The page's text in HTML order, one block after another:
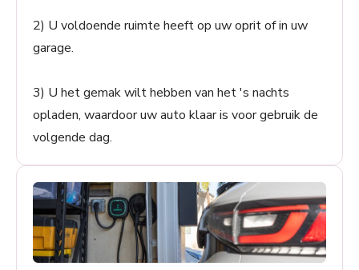
2) U voldoende ruimte heeft op uw oprit of in uw
garage.
3) U het gemak wilt hebben van het 's nachts
opladen, waardoor uw auto klaar is voor gebruik de
volgende dag.